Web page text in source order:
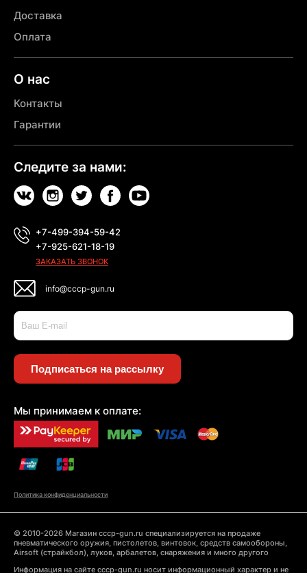
Доставка
Оплата
О нас
Контакты
Гарантии
Следите за нами:
+7-499-394-59-42
+7-925-621-18-19
ЗАКАЗАТЬ ЗВОНОК
info@cccp-gun.ru
Подписаться на рассылку
Мы принимаем к оплате:
Политика конфиденциальности
© 2010-2026 Магазин cccp-gun.ru специализируется на продаже
пневматического оружия, пистолетов, винтовок, средств самообороны,
Airsoft (страйкбол), луков, арбалетов, снаряжения и много другого
Информация на сайте cccp-gun.ru носит информационный характер и не